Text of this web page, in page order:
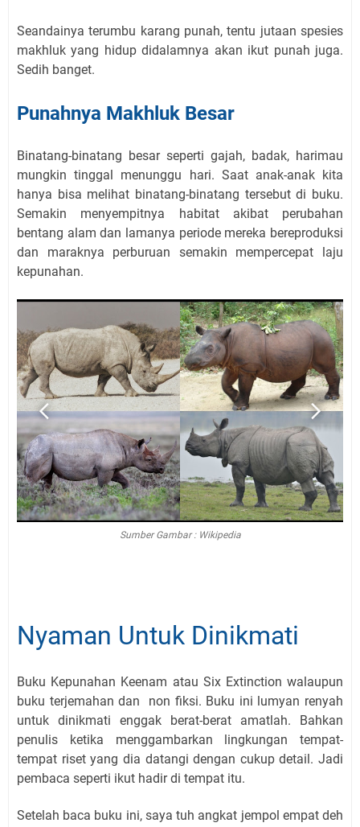
Seandainya terumbu karang punah, tentu jutaan spesies
makhluk yang hidup didalamnya akan ikut punah juga.
Sedih banget.
Punahnya Makhluk Besar
Binatang-binatang besar seperti gajah, badak, harimau
mungkin tinggal menunggu hari. Saat anak-anak kita
hanya bisa melihat binatang-binatang tersebut di buku.
Semakin menyempitnya habitat akibat perubahan
bentang alam dan lamanya periode mereka bereproduksi
dan maraknya perburuan semakin mempercepat laju
kepunahan.
Sumber Gambar : Wikipedia
Nyaman Untuk Dinikmati
Buku Kepunahan Keenam atau Six Extinction walaupun
buku terjemahan dan
non fiksi. Buku ini lumyan renyah
untuk dinikmati enggak berat-berat amatlah. Bahkan
penulis ketika menggambarkan lingkungan tempat-
tempat riset yang dia datangi dengan cukup detail. Jadi
pembaca seperti ikut hadir di tempat itu.
Setelah baca buku ini, saya tuh angkat jempol empat deh